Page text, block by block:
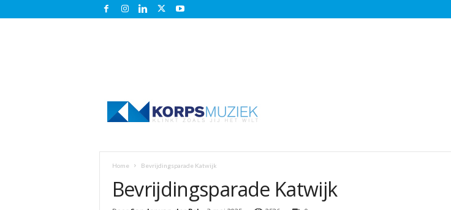
Home Bevrijdingsparade Katwijk
Bevrijdingsparade Katwijk